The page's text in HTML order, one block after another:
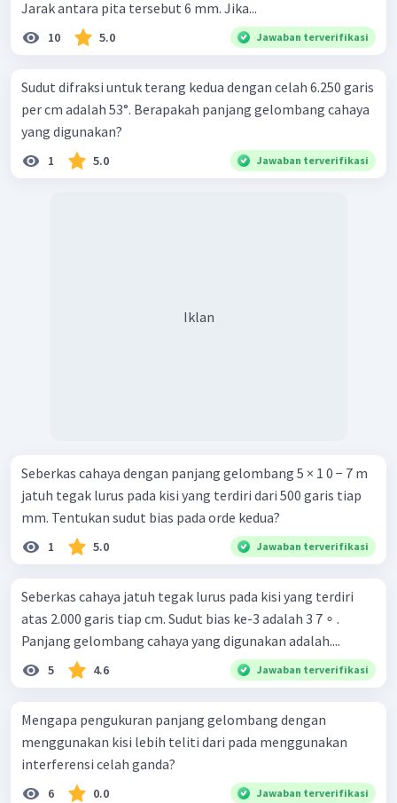
Jarak antara pita tersebut 6 mm. Jika...
10 5.0 Jawaban terverifikasi
Sudut difraksi untuk terang kedua dengan celah 6.250 garis
per cm adalah 53°. Berapakah panjang gelombang cahaya
yang digunakan?
1 5.0 Jawaban terverifikasi
Iklan
Seberkas cahaya dengan panjang gelombang 5 × 1 0 − 7 m
jatuh tegak lurus pada kisi yang terdiri dari 500 garis tiap
mm. Tentukan sudut bias pada orde kedua?
1 5.0 Jawaban terverifikasi
Seberkas cahaya jatuh tegak lurus pada kisi yang terdiri
atas 2.000 garis tiap cm. Sudut bias ke-3 adalah 3 7 ∘ .
Panjang gelombang cahaya yang digunakan adalah....
5 4.6 Jawaban terverifikasi
Mengapa pengukuran panjang gelombang dengan
menggunakan kisi lebih teliti dari pada menggunakan
interferensi celah ganda?
6 0.0 Jawaban terverifikasi